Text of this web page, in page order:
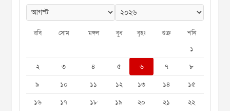
রবি সোম মঙ্গল বুধ বৃহঃ শুক্র শনি
১
২
৩ ৪ ৫ ৬ ৭
৮
৯
১০ ১১ ১২ ১৩ ১৪
১৫
১৬
১৭ ১৮ ১৯ ২০ ২১ ২২